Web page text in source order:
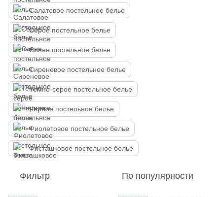
Салатовое постельное белье
Серое постельное белье
Синее постельное белье
Сиреневое постельное белье
Темно-серое постельное белье
Черное постельное белье
Фиолетовое постельное белье
Фисташковое постельное белье
Фильтр По популярности